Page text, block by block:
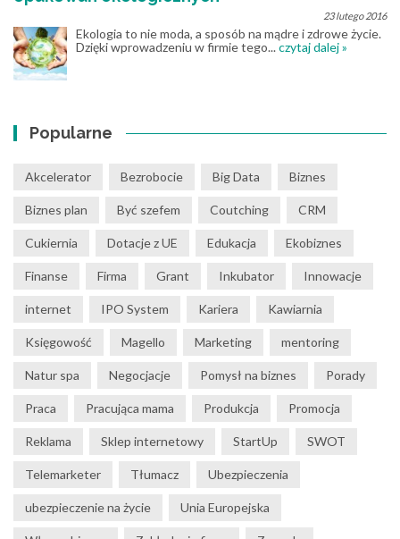
23 lutego 2016
Ekologia to nie moda, a sposób na mądre i zdrowe życie.
Dzięki wprowadzeniu w firmie tego...czytaj dalej »
Popularne
Akcelerator Bezrobocie Big Data Biznes
Biznes plan Być szefem Coutching CRM
Cukiernia Dotacje z UE Edukacja Ekobiznes
Finanse Firma Grant Inkubator Innowacje
internet IPO System Kariera Kawiarnia
Księgowość Magello Marketing mentoring
Natur spa Negocjacje Pomysł na biznes Porady
Praca Pracująca mama Produkcja Promocja
Reklama Sklep internetowy StartUp SWOT
Telemarketer Tłumacz Ubezpieczenia
ubezpieczenie na życie Unia Europejska